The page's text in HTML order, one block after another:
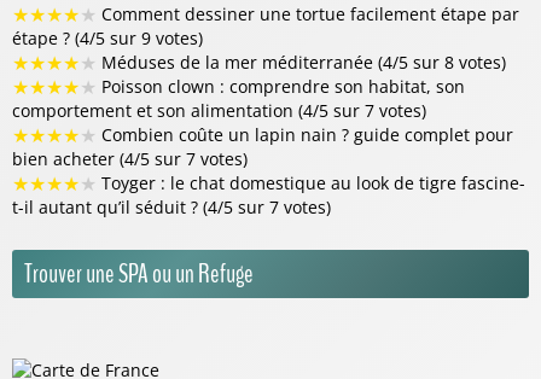
★★★★★ Comment dessiner une tortue facilement étape par
étape ? (4/5 sur 9 votes)
★★★★★ Méduses de la mer méditerranée (4/5 sur 8 votes)
★★★★★ Poisson clown : comprendre son habitat, son
comportement et son alimentation (4/5 sur 7 votes)
★★★★★ Combien coûte un lapin nain ? guide complet pour
bien acheter (4/5 sur 7 votes)
★★★★★ Toyger : le chat domestique au look de tigre fascine-
t-il autant qu’il séduit ? (4/5 sur 7 votes)
Trouver une SPA ou un Refuge